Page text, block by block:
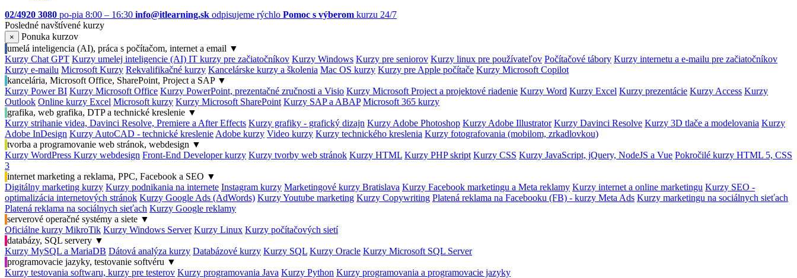
02/4920 3080 po-pia 8:00 – 16:30 info@itlearning.sk odpisujeme rýchlo Pomoc s výberom kurzu 24/7
Posledné navštívené kurzy
×
Ponuka kurzov
umelá inteligencia (AI), práca s počítačom, internet a email ▼
Kurzy Chat GPT Kurzy umelej inteligencie (AI) IT kurzy pre začiatočníkov Kurzy Windows Kurzy pre seniorov Kurzy linux pre používateľov Počítačové tábory Kurzy internetu a e-mailu pre začiatočníkov
Kurzy e-mailu Microsoft Kurzy Rekvalifikačné kurzy Kancelárske kurzy a školenia Mac OS kurzy Kurzy pre Apple počítače Kurzy Microsoft Copilot
kancelária, Microsoft Office, SharePoint, Project a SAP ▼
Kurzy Power BI Kurzy Microsoft Office Kurzy PowerPoint, prezentačné zručnosti a Visio Kurzy Microsoft Project a projektové riadenie Kurzy Word Kurzy Excel Kurzy prezentácie Kurzy Access Kurzy
Outlook Online kurzy Excel Microsoft kurzy Kurzy Microsoft SharePoint Kurzy SAP a ABAP Microsoft 365 kurzy
grafika, web grafika, DTP a technické kreslenie ▼
Kurzy strihanie videa, Davinci Resolve, Premiere a After Effects Kurzy grafiky - grafický dizajn Kurzy Adobe Photoshop Kurzy Adobe Illustrator Kurzy Davinci Resolve Kurzy 3D tlače a modelovania Kurzy
Adobe InDesign Kurzy AutoCAD - technické kreslenie Adobe kurzy Video kurzy Kurzy technického kreslenia Kurzy fotografovania (mobilom, zrkadlovkou)
tvorba a programovanie web stránok, webdesign ▼
Kurzy WordPress Kurzy webdesign Front-End Developer kurzy Kurzy tvorby web stránok Kurzy HTML Kurzy PHP skript Kurzy CSS Kurzy JavaScript, jQuery, NodeJS a Vue Pokročilé kurzy HTML 5, CSS
3
internet marketing a reklama, PPC, Facebook a SEO ▼
Digitálny marketing kurzy Kurzy podnikania na internete Instagram kurzy Marketingové kurzy Bratislava Kurzy Facebook marketingu a Meta reklamy Kurzy internet a online marketingu Kurzy SEO -
optimalizácia internetových stránok Kurzy Google Ads (AdWords) Kurzy Youtube marketing Kurzy Copywriting Platená reklama na Facebooku (FB) - kurzy Meta Ads Kurzy marketingu na sociálnych sieťach
Platená reklama na sociálnych sieťach Kurzy Google reklamy
serverové operačné systémy a siete ▼
Oficiálne kurzy MikroTik Kurzy Windows Server Kurzy Linux Kurzy počítačových sietí
databázy, SQL servery ▼
Kurzy MySQL a MariaDB Dátová analýza kurzy Databázové kurzy Kurzy SQL Kurzy Oracle Kurzy Microsoft SQL Server
programovacie jazyky, testovanie softvéru ▼
Kurzy testovania softwaru, kurzy pre testerov Kurzy programovania Java Kurzy Python Kurzy programovania a programovacie jazyky